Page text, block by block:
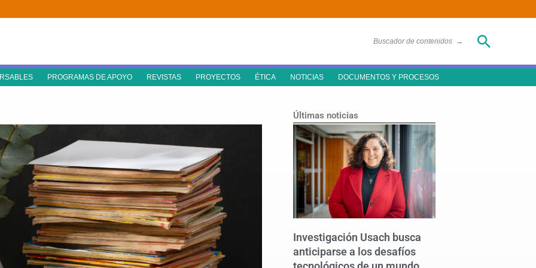
Buscador de contenidos → Buscar
PROGRAMAS DE APOYO REVISTAS PROYECTOS ÉTICA NOTICIAS DOCUMENTOS Y PROCESOS
Últimas noticias
Investigación Usach busca
anticiparse a los desafíos